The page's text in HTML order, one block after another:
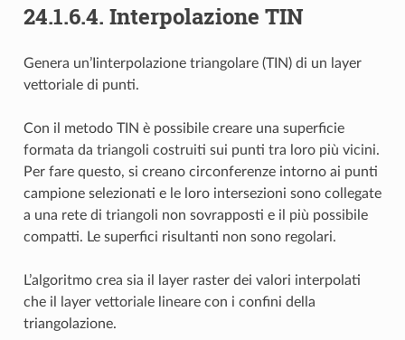
24.1.6.4. Interpolazione TIN
Genera un’Iinterpolazione triangolare (TIN) di un layer
vettoriale di punti.
Con il metodo TIN è possibile creare una superficie
formata da triangoli costruiti sui punti tra loro più vicini.
Per fare questo, si creano circonferenze intorno ai punti
campione selezionati e le loro intersezioni sono collegate
a una rete di triangoli non sovrapposti e il più possibile
compatti. Le superfici risultanti non sono regolari.
L’algoritmo crea sia il layer raster dei valori interpolati
che il layer vettoriale lineare con i confini della
triangolazione.